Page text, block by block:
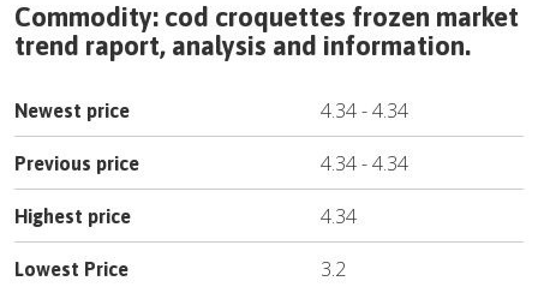
Commodity: cod croquettes frozen market
trend raport, analysis and information.
Newest price 4.34-4.34
Previous price 4.34-4.34
Highest price 4.34
Lowest Price 3.2